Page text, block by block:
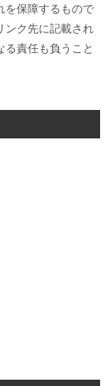
を保障するもので
ンク先に記載され
る責任も負うこと